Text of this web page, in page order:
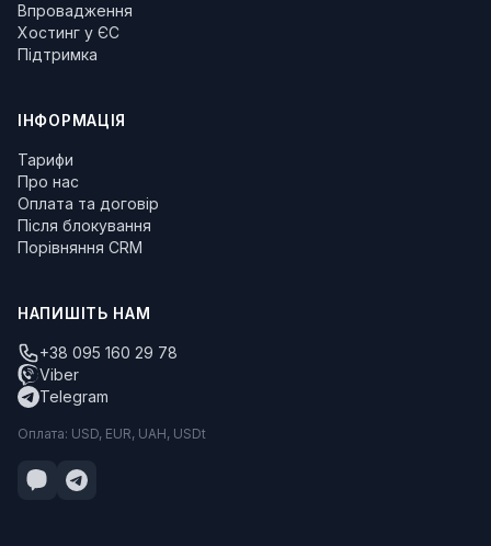
Впровадження
Хостинг у ЄС
Підтримка
ІНФОРМАЦІЯ
Тарифи
Про нас
Оплата та договір
Після блокування
Порівняння CRM
НАПИШІТЬ НАМ
+38 095 160 29 78
Viber
Telegram
Оплата: USD, EUR, UAH, USDt